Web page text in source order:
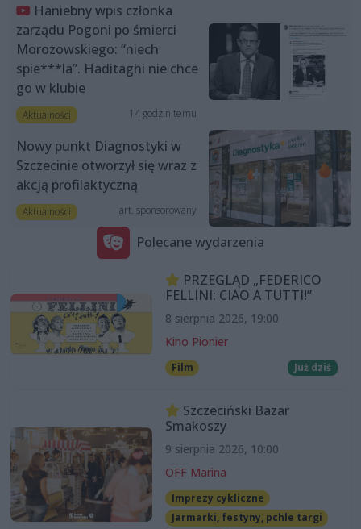
Haniebny wpis członka
zarządu Pogoni po śmierci
Morozowskiego: “niech
spie***la”. Haditaghi nie chce
go w klubie
Aktualności 14 godzin temu
Nowy punkt Diagnostyki w
Szczecinie otworzył się wraz z
akcją profilaktyczną
Aktualności art. sponsorowany
Polecane wydarzenia
PRZEGLĄD „FEDERICO
FELLINI: CIAO A TUTTI!”
8 sierpnia 2026, 19:00
Kino Pionier
Film Już dziś
Szczeciński Bazar
Smakoszy
9 sierpnia 2026, 10:00
OFF Marina
Imprezy cykliczne
Jarmarki, festyny, pchle targi